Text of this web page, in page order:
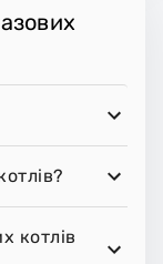
котлів